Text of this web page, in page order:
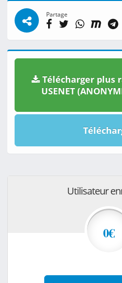
Partage
Télécharger plus
USENET
Utilisateur
0€